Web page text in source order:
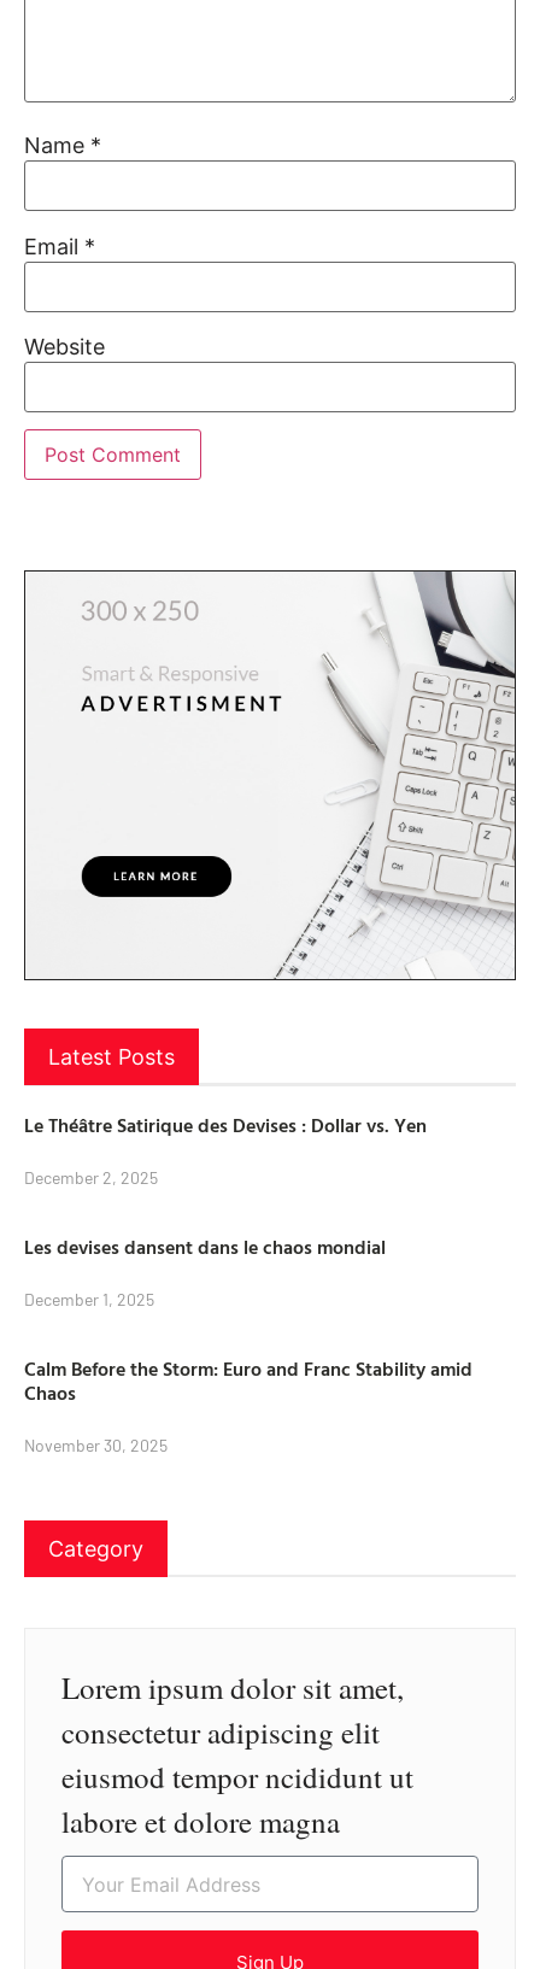
Name *
Email *
Website
Latest Posts
Le Théâtre Satirique des Devises : Dollar vs. Yen
December 2, 2025
Les devises dansent dans le chaos mondial
December 1, 2025
Calm Before the Storm: Euro and Franc Stability amid
Chaos
November 30, 2025
Category
Lorem ipsum dolor sit amet,
consectetur adipiscing elit
eiusmod tempor ncididunt ut
labore et dolore magna
Sign Up